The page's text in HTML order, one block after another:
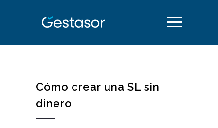
Cómo crear una SL sin
dinero